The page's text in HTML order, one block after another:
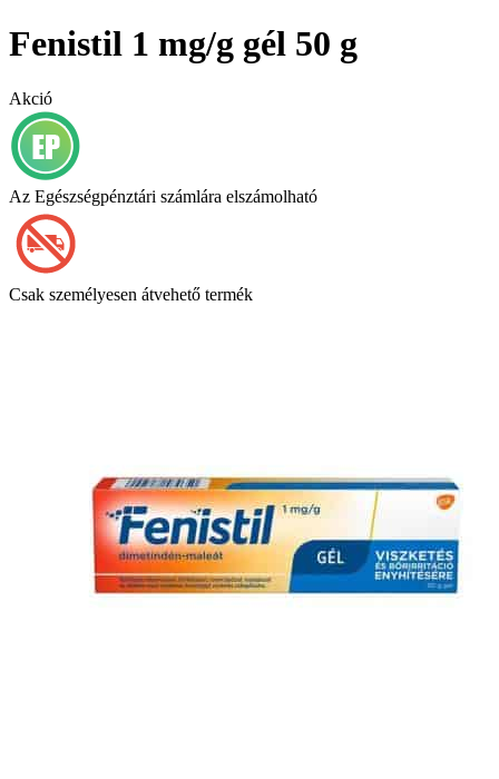
Fenistil 1 mg/g gél 50 g
Akció
Az Egészségpénztári számlára elszámolható
Csak személyesen átvehető termék